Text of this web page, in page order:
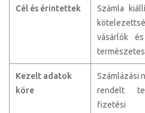
Cél és érintettek
Számla
vásárlók
Kezelt adatok
köre
Számlázási
rendelt
fizetési